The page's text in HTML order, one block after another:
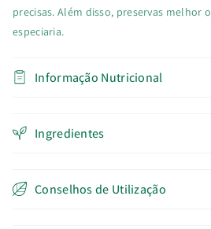
precisas. Além disso, preservas melhor
especiaria.
Informação Nutricional
Ingredientes
Conselhos de Utilização